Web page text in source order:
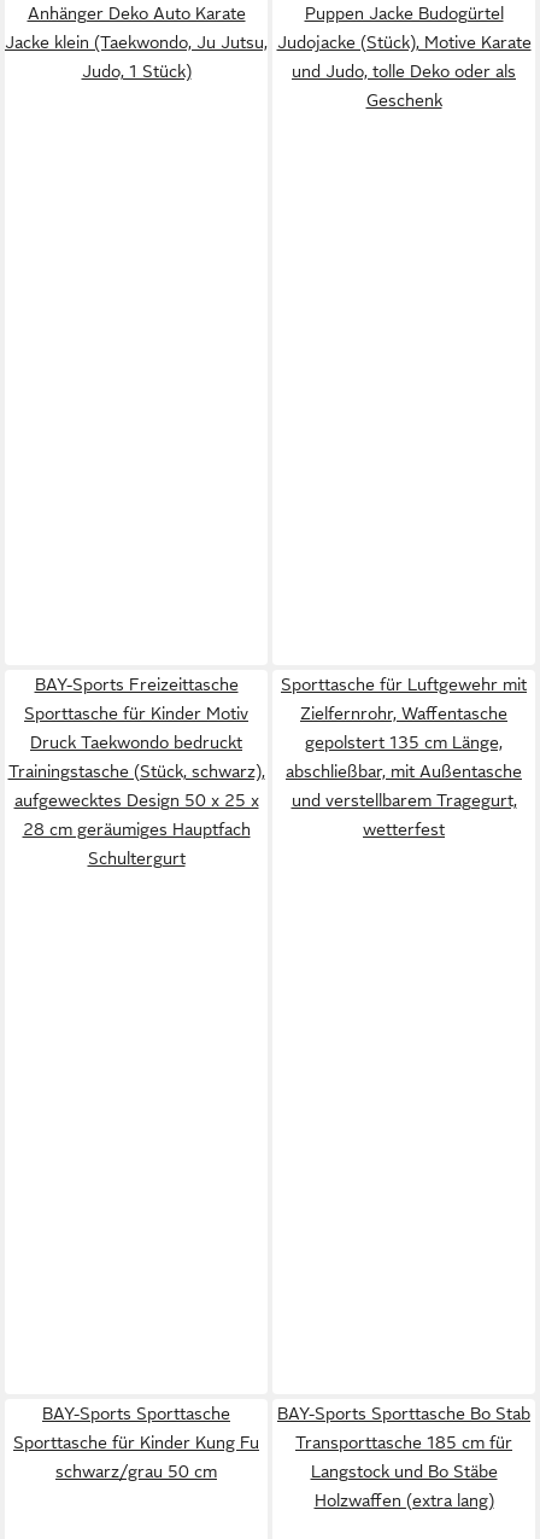
Anhänger Deko Auto Karate
Jacke klein (Taekwondo, Ju Jutsu,
Judo, 1 Stück)
Puppen Jacke Budogürtel
Judojacke (Stück), Motive Karate
und Judo, tolle Deko oder als
Geschenk
BAY-Sports Freizeittasche
Sporttasche für Kinder Motiv
Druck Taekwondo bedruckt
Trainingstasche (Stück, schwarz),
aufgewecktes Design 50 x 25 x
28 cm geräumiges Hauptfach
Schultergurt
Sporttasche für Luftgewehr mit
Zielfernrohr, Waffentasche
gepolstert 135 cm Länge,
abschließbar, mit Außentasche
und verstellbarem Tragegurt,
wetterfest
BAY-Sports Sporttasche
Sporttasche für Kinder Kung Fu
schwarz/grau 50 cm
BAY-Sports Sporttasche Bo Stab
Transporttasche 185 cm für
Langstock und Bo Stäbe
Holzwaffen (extra lang)